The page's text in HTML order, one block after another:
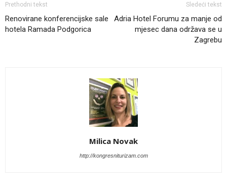
Prethodni tekst
Renovirane konferencijske sale
hotela Ramada Podgorica
Sledeći tekst
Adria Hotel Forumu za manje od
mjesec dana održava se u
Zagrebu
Milica Novak
http://kongresniturizam.com